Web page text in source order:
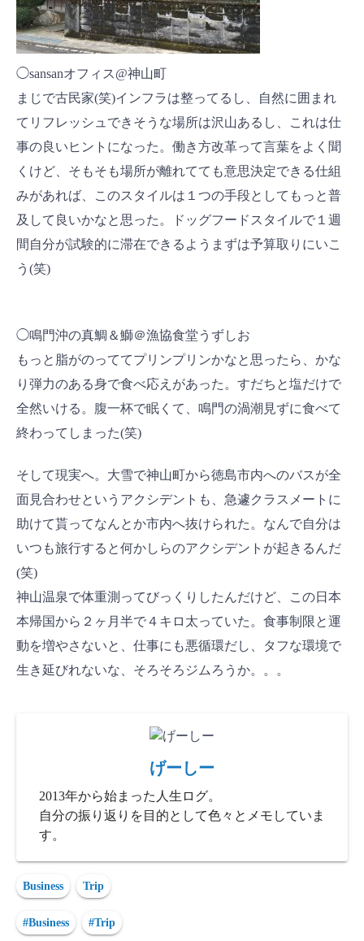
◯sansanオフィス@神山町
まじで古民家(笑)インフラは整ってるし、自然に囲まれ
てリフレッシュできそうな場所は沢山あるし、これは仕
事の良いヒントになった。働き方改革って言葉をよく聞
くけど、そもそも場所が離れてても意思決定できる仕組
みがあれば、このスタイルは１つの手段としてもっと普
及して良いかなと思った。ドッグフードスタイルで１週
間自分が試験的に滞在できるようまずは予算取りにいこ
う(笑)
◯鳴門沖の真鯛＆鰤＠漁協食堂うずしお
もっと脂がのっててプリンプリンかなと思ったら、かな
り弾力のある身で食べ応えがあった。すだちと塩だけで
全然いける。腹一杯で眠くて、鳴門の渦潮見ずに食べて
終わってしまった(笑)
そして現実へ。大雪で神山町から徳島市内へのバスが全
面見合わせというアクシデントも、急遽クラスメートに
助けて貰ってなんとか市内へ抜けられた。なんで自分は
いつも旅行すると何かしらのアクシデントが起きるんだ
(笑)
神山温泉で体重測ってびっくりしたんだけど、この日本
本帰国から２ヶ月半で４キロ太っていた。食事制限と運
動を増やさないと、仕事にも悪循環だし、タフな環境で
生き延びれないな、そろそろジムろうか。。。
げーしー
2013年から始まった人生ログ。
自分の振り返りを目的として色々とメモしていま
す。
Business Trip
#Business #Trip